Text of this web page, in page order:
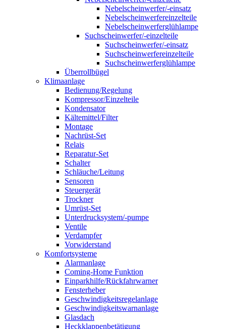
Nebelscheinwerfer/-einsatz
Nebelscheinwerfereinzelteile
Nebelscheinwerferglühlampe
Suchscheinwerfer/-einzelteile
Suchscheinwerfer/-einsatz
Suchscheinwerfereinzelteile
Suchscheinwerferglühlampe
Überrollbügel
Klimaanlage
Bedienung/Regelung
Kompressor/Einzelteile
Kondensator
Kältemittel/Filter
Montage
Nachrüst-Set
Relais
Reparatur-Set
Schalter
Schläuche/Leitung
Sensoren
Steuergerät
Trockner
Umrüst-Set
Unterdrucksystem/-pumpe
Ventile
Verdampfer
Vorwiderstand
Komfortsysteme
Alarmanlage
Coming-Home Funktion
Einparkhilfe/Rückfahrwarner
Fensterheber
Geschwindigkeitsregelanlage
Geschwindigkeitswarnanlage
Glasdach
Heckklappenbetätigung